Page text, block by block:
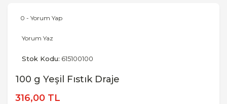
0 - Yorum Yap
Yorum Yaz
Stok Kodu: 615100100
100 g Yeşil Fıstık Draje
316,00 TL